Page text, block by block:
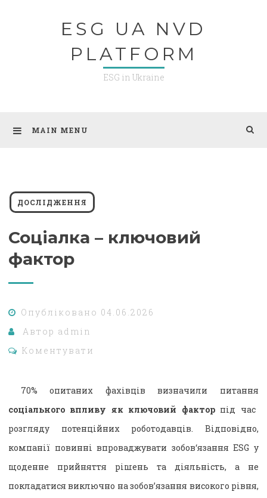
ESG UA NVD
PLATFORM
ESG in Ukraine
MAIN MENU
ДОСЛІДЖЕННЯ
Соціалка – ключовий
фактор
Опубліковано 04.06.2026
Автор admin
Коментувати
70% опитаних фахівців визначили питання
соціального впливу як ключовий факторпід час
розгляду потенційних роботодавців. Відповідно,
компанії повинні впроваджувати зобов‘язання ESG у
щоденне прийняття рішень та діяльність, а не
покладатися виключно на зобов’язання високого рівня,